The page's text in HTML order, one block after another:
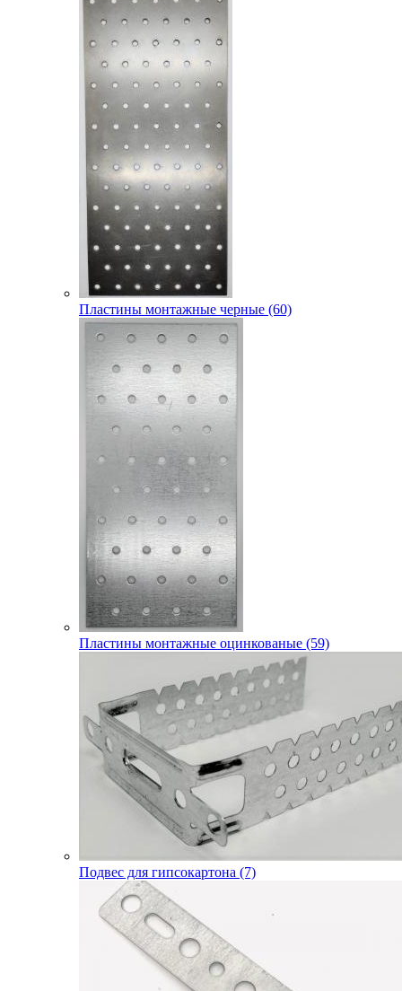
Пластины монтажные черные (60)
Пластины монтажные оцинкованые (59)
Подвес для гипсокартона (7)